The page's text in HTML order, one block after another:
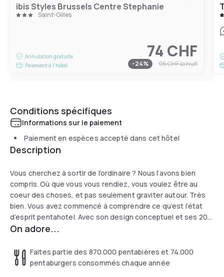
ibis Styles Brussels Centre Stephanie
Saint-Gilles
Annulation gratuite
Paiement à l'hôtel
74 CHF
-24% 96 CHFla nuit
Conditions spécifiques
Informations sur le paiement
Paiement en espèces accepté dans cet hôtel
Description
Vous cherchez à sortir de l’ordinaire ? Nous l’avons bien
compris. Où que vous vous rendiez, vous voulez être au
coeur des choses, et pas seulement graviter autour. Très
bien. Vous avez commencé à comprendre ce qu’est l’état
d’esprit pentahotel. Avec son design conceptuel et ses 202
chambres réparties sur huit étages, le pentahotel Brussels
prestigieux quartier de la mode. Seuls quelques pas vous
séparent de la Grand Place et du siège des institutions
On adore...
Faites partie des 870.000 pentabières et 74.000
pentaburgers consommés chaque année